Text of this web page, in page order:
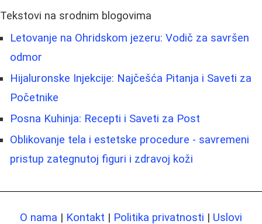
Tekstovi na srodnim blogovima
Letovanje na Ohridskom jezeru: Vodič za savršen
odmor
Hijaluronske Injekcije: Najčešća Pitanja i Saveti za
Početnike
Posna Kuhinja: Recepti i Saveti za Post
Oblikovanje tela i estetske procedure - savremeni
pristup zategnutoj figuri i zdravoj koži
O nama | Kontakt | Politika privatnosti | Uslovi